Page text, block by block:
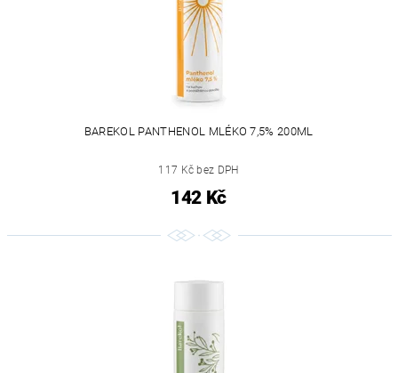
BAREKOL PANTHENOL MLÉKO 7,5% 200ML
117 Kč bez DPH
142 Kč